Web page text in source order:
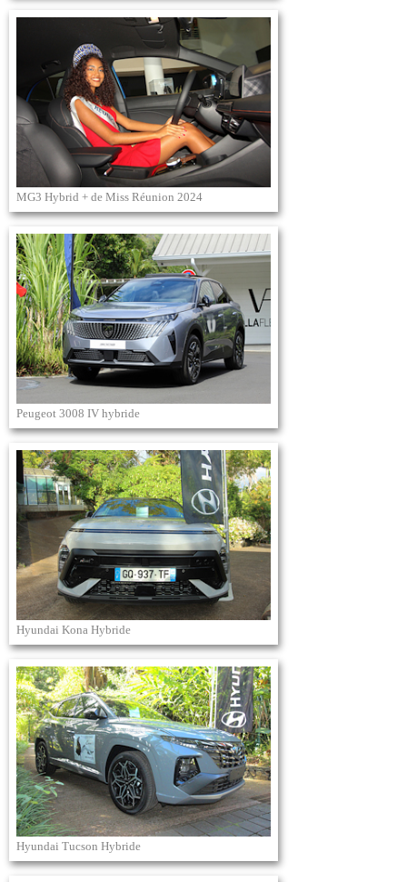
MG3 Hybrid + de Miss Réunion 2024
Peugeot 3008 IV hybride
Hyundai Kona Hybride
Hyundai Tucson Hybride